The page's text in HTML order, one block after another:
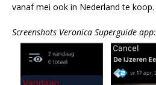
vanaf mei ook in Nederland te koop.
Screenshots Veronica Superguide app: